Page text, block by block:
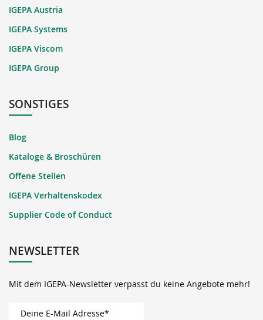
IGEPA Austria
IGEPA Systems
IGEPA Viscom
IGEPA Group
SONSTIGES
Blog
Kataloge & Broschüren
Offene Stellen
IGEPA Verhaltenskodex
Supplier Code of Conduct
NEWSLETTER
Mit dem IGEPA-Newsletter verpasst du keine Angebote mehr!
Deine E-Mail Adresse*